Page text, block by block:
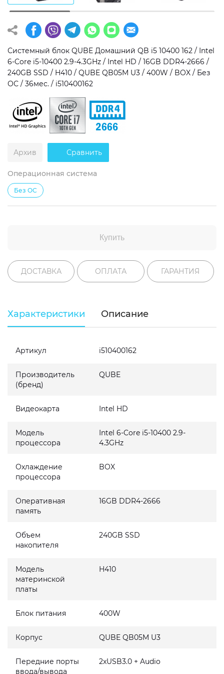
Операционная система
Windows 11 Home
Windows 11 Pro
Без ОС
HDD
SSD + HDD
Дополнительно
RGB-подсветка
Разблокированный множитель CPU
Сверхбыстрый M.2 SSD NVME
Системный блок QUBE Домашний QB i5 10400 162 / Intel
6-Core i5-10400 2.9-4.3GHz / Intel HD / 16GB DDR4-2666 /
240GB SSD / H410 / QUBE QB05M U3 / 400W / BOX / Без
ОС / 36мес. / i510400162
Архив Сравнить
Операционная система
Без ОС
Купить
ДОСТАВКА ОПЛАТА ГАРАНТИЯ
Характеристики Описание
Артикул i510400162
Производитель
(бренд)
QUBE
Видеокарта Intel HD
Модель
процессора
Intel 6-Core i5-10400 2.9-
4.3GHz
Охлаждение
процессора
BOX
Оперативная
память
16GB DDR4-2666
Объем
накопителя
240GB SSD
Модель
материнской
платы
H410
Блок питания 400W
Корпус QUBE QB05M U3
Передние порты
ввода/вывода
2xUSB3.0 + Audio